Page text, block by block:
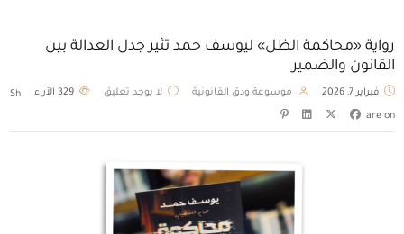
رواية «محاكمة الظل» ليوسف حمد تثير جدل العدالة بين
القانون والضمير
فبراير 7, 2026 موسوعة ودق القانونية لا يوجد تعليق الآراء
Sh
are on